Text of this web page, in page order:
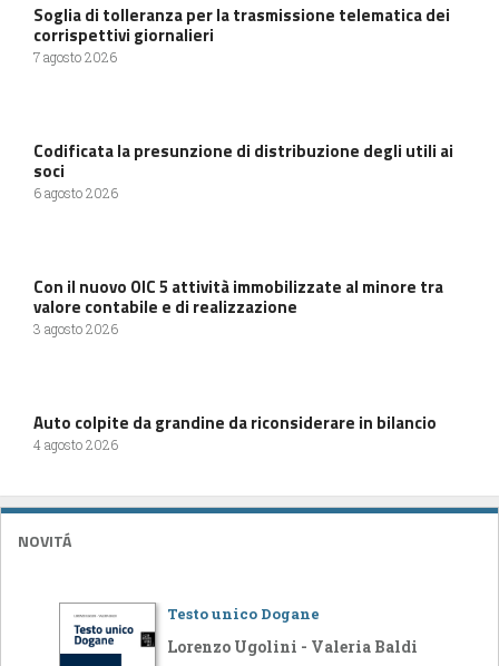
Soglia di tolleranza per la trasmissione telematica dei
corrispettivi giornalieri
7 agosto 2026
Codificata la presunzione di distribuzione degli utili ai
soci
6 agosto 2026
Con il nuovo OIC 5 attività immobilizzate al minore tra
valore contabile e di realizzazione
3 agosto 2026
Auto colpite da grandine da riconsiderare in bilancio
4 agosto 2026
NOVITÁ
Testo unico Dogane
Lorenzo Ugolini - Valeria Baldi